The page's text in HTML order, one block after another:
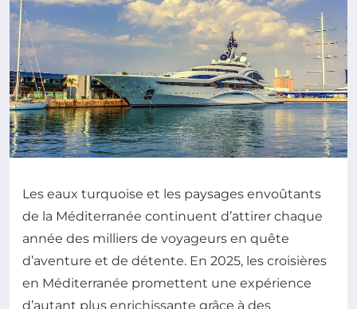
Les eaux turquoise et les paysages envoûtants
de la Méditerranée continuent d’attirer chaque
année des milliers de voyageurs en quête
d’aventure et de détente. En 2025, les croisières
en Méditerranée promettent une expérience
d’autant plus enrichissante grâce à des